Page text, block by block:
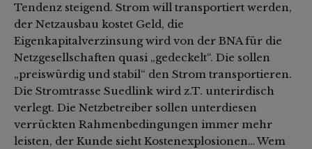
Tendenz steigend. Strom will transportiert werden,
der Netzausbau kostet Geld, die
Eigenkapitalverzinsung wird von der BNA für die
Netzgesellschaften quasi „gedeckelt“. Die sollen
„preiswürdig und stabil“ den Strom transportieren.
Die Stromtrasse Suedlink wird z.T. unterirdisch
verlegt. Die Netzbetreiber sollen unterdiesen
verrückten Rahmenbedingungen immer mehr
leisten, der Kunde sieht Kostenexplosionen… Wem